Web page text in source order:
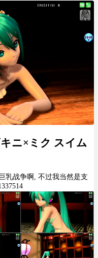
ニ×ミク スイム
乳战争啊, 不过我当然是支